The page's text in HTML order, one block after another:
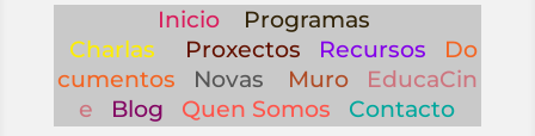
Inicio
Programas
Charlas
Proxectos Recursos
Do
cumentos
Novas Muro
EducaCin
e
Blog Quen Somos Contacto